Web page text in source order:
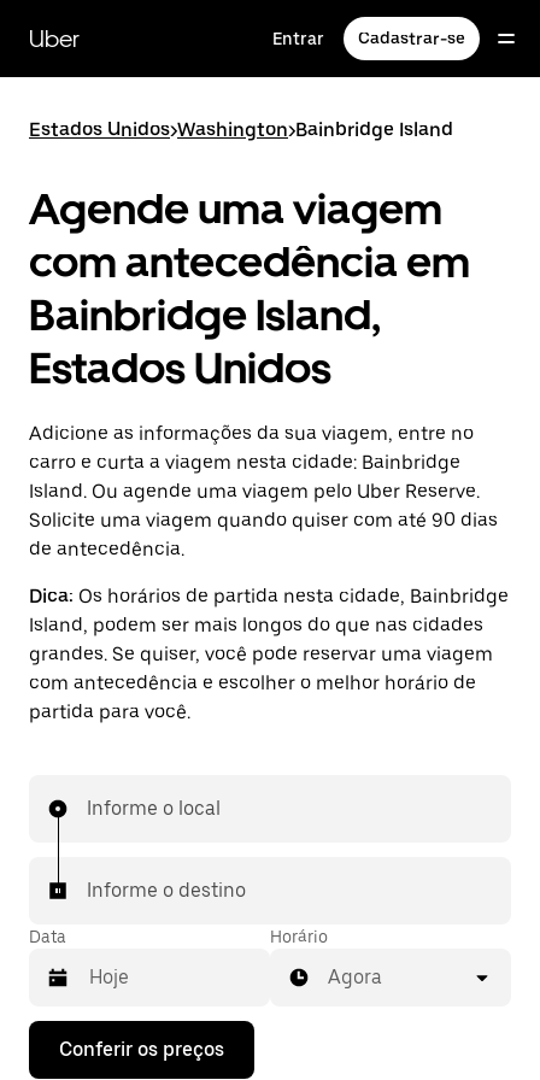
para
conteúdo
Uber Entrar Cadastrar-se
Estados Unidos>Washington>Bainbridge Island
Agende uma viagem
com antecedência em
Bainbridge Island,
Estados Unidos
Adicione as informações da sua viagem, entre no
carro e curta a viagem nesta cidade: Bainbridge
Island. Ou agende uma viagem pelo Uber Reserve.
Solicite uma viagem quando quiser com até 90 dias
de antecedência.
Dica: Os horários de partida nesta cidade, Bainbridge
Island, podem ser mais longos do que nas cidades
grandes. Se quiser, você pode reservar uma viagem
com antecedência e escolher o melhor horário de
partida para você.
Informe o local
Informe o destino
Data
Pressione
Horário
Agora
Conferir os preços